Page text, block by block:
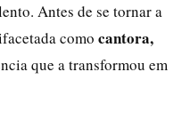
Antes de se tornar a
como cantora,
que a transformou em